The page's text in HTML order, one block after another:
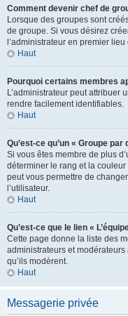
Comment devenir chef de
Lorsque des groupes sont
de groupe. Si vous désirez
l’administrateur en premier
Haut
Pourquoi certains membres
L’administrateur peut attribuer
rendre facilement identifiables.
Haut
Qu’est-ce qu’un « Groupe par
Si vous êtes membre de plus
déterminer le rang et la
peut vous permettre de
l’utilisateur.
Haut
Qu’est-ce que le lien «
Cette page donne la liste des
administrateurs et
qu’ils modèrent.
Haut
Messagerie privée